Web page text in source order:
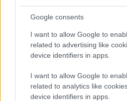
Google consents
I want to allow Google to
related to advertising like
device identifiers in apps.
I want to allow Google to
related to analytics like
device identifiers in apps.